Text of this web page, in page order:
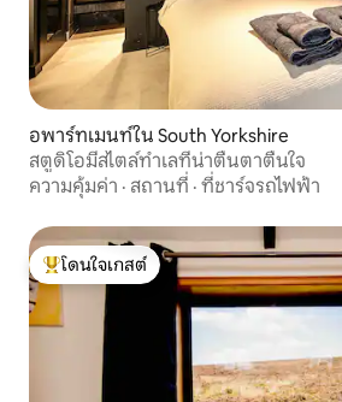
อพาร์ทเมนท์ใน South Yorkshire
สตูดิโอมีสไตล์ทำเลที่น่าตื่นตาตื่นใจ
ความคุ้มค่า · สถานที่ · ที่ชาร์จรถไฟฟ้า
โดนใจเกสต์ที่สุด
โดนใจเกสต์